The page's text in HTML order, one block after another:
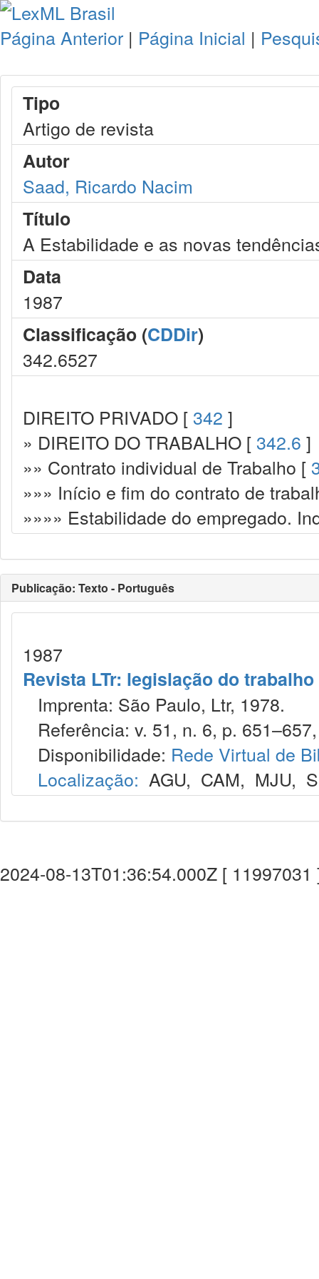
Página Anterior | Página Inicial |
Tipo
Artigo de revista
Autor
Saad, Ricardo Nacim
Título
A Estabilidade e as novas
Data
1987
Classificação (CDDir)
342.6527
DIREITO PRIVADO [ 342 ]
» DIREITO DO TRABALHO [ 342.6 ]
»» Contrato individual de Trabalho [
»»» Início e fim do contrato de
»»»» Estabilidade do empregado.
Publicação: Texto - Português
1987
Revista LTr: legislação do trabalho
Imprenta: São Paulo, Ltr, 1978.
Referência: v. 51, n. 6, p.
Disponibilidade: Rede Virtual de
Localização: AGU, CAM, MJU,
2024-08-13T01:36:54.000Z [ 11997031